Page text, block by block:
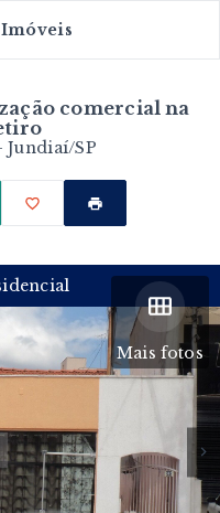
comercial na
Jundiaí/SP
Mais fotos